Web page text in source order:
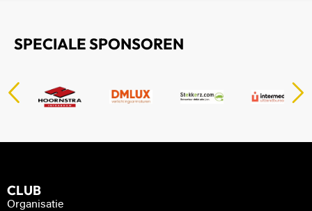
SPECIALE SPONSOREN
CLUB
Organisatie